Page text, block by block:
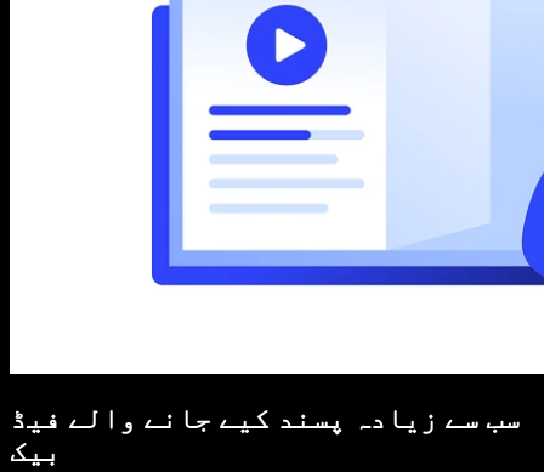
سب سے زیادہ پسند کیے جانے والے فیڈ
بیک